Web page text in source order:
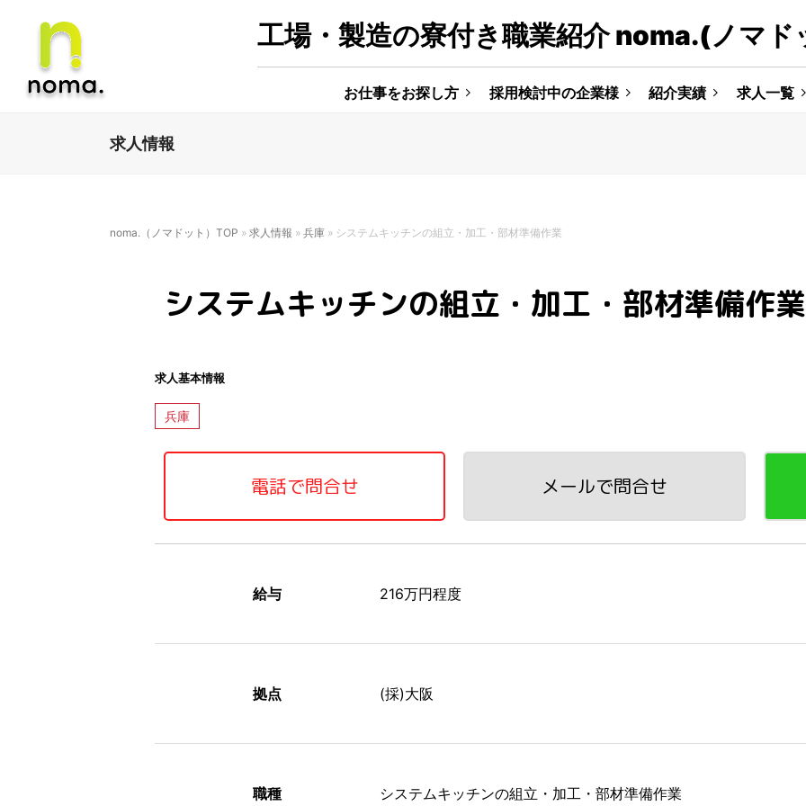
工場・製造の寮付き職業紹介 noma.(ノマド
お仕事をお探し方 採用検討中の企業様 紹介実績 求人一覧
求人情報
noma.（ノマドット）TOP » 求人情報 » 兵庫 » システムキッチンの組立・加工・部材準備作業
システムキッチンの組立・加工・部材準備作業
求人基本情報
兵庫
電話で問合せ メールで問合せ
給与 216万円程度
拠点 (採)大阪
職種 システムキッチンの組立・加工・部材準備作業